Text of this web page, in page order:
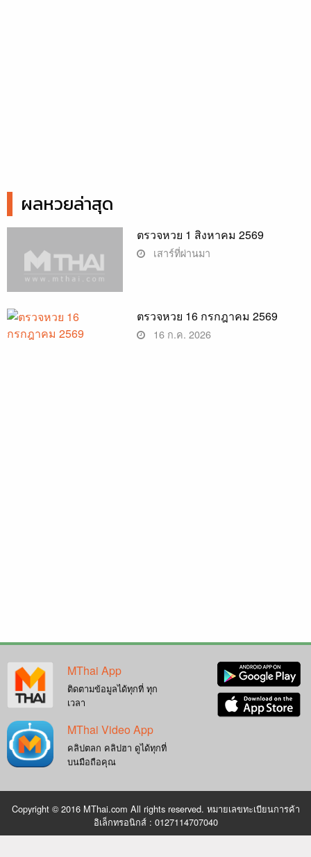
ผลหวยล่าสุด
ตรวจหวย 1 สิงหาคม 2569
เสาร์ที่ผ่านมา
ตรวจหวย 16 กรกฎาคม 2569
16 ก.ค. 2026
MThai App
ติดตามข้อมูลได้ทุกที่ ทุก
เวลา
MThai Video App
คลิปตลก คลิปฮา ดูได้ทุกที่
บนมือถือคุณ
Copyright © 2016 MThai.com All rights reserved. หมายเลขทะเบียนการค้า
อิเล็กทรอนิกส์ : 0127114707040